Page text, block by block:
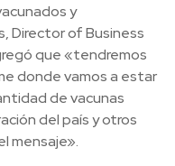
y
Director of Business
que «tendremos
donde vamos a estar
de vacunas
del país y otros
mensaje».